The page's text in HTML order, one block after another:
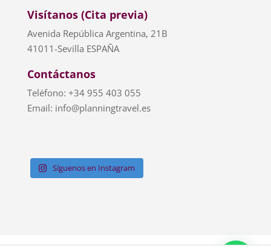
Visítanos (Cita previa)
Avenida República Argentina, 21B
41011-Sevilla ESPAÑA
Contáctanos
Teléfono: +34 955 403 055
Email: info@planningtravel.es
Síguenos en Instagram